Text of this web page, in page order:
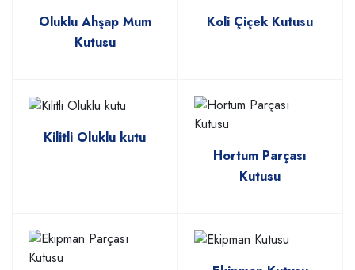
Oluklu Ahşap Mum
Kutusu
Koli Çiçek Kutusu
Kilitli Oluklu kutu
Hortum Parçası
Kutusu